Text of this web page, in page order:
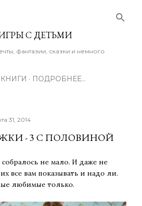
С ДЕТЬМИ
фантазии, сказки и немного
ПОДРОБНЕЕ…
31, 2014
- 3 С ПОЛОВИНОЙ
не мало. И даже не
все вам показывать и надо ли.
любимые только.